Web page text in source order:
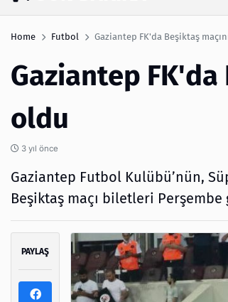
Home Futbol Gaziantep FK'da Beşiktaş
Gaziantep
oldu
3 yıl önce
Gaziantep Futbol Kulübü’nün,
Beşiktaş maçı biletleri Perşembe
PAYLAŞ